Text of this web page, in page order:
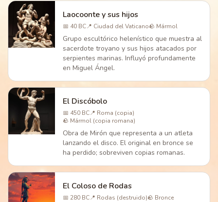
Laocoonte y sus hijos
📅 40 BC📍 Ciudad del Vaticano🪨 Mármol
Grupo escultórico helenístico que muestra al
sacerdote troyano y sus hijos atacados por
serpientes marinas. Influyó profundamente
en Miguel Ángel.
El Discóbolo
📅 450 BC📍 Roma (copia)
🪨 Mármol (copia romana)
Obra de Mirón que representa a un atleta
lanzando el disco. El original en bronce se
ha perdido; sobreviven copias romanas.
El Coloso de Rodas
📅 280 BC📍 Rodas (destruido)🪨 Bronce